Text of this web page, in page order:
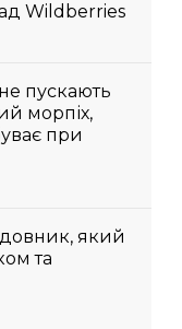
Wildberries
пускають
морпіх,
при
який
та